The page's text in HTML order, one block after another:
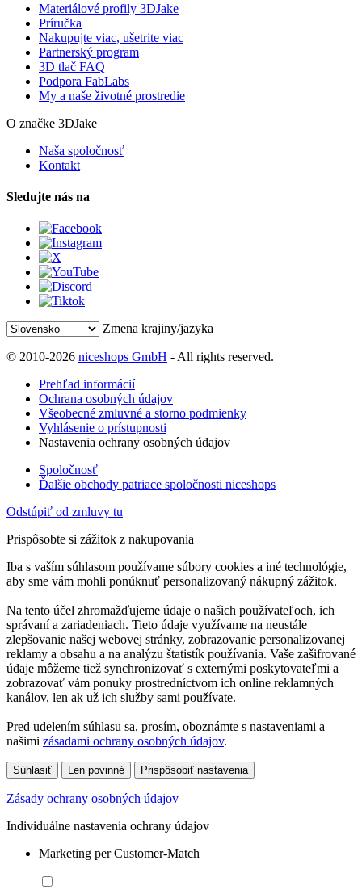
Materiálové profily 3DJake
Príručka
Nakupujte viac, ušetrite viac
Partnerský program
3D tlač FAQ
Podpora FabLabs
My a naše životné prostredie
O značke 3DJake
Naša spoločnosť
Kontakt
Sledujte nás na
Zmena krajiny/jazyka
© 2010-2026 niceshops GmbH - All rights reserved.
Prehľad informácií
Ochrana osobných údajov
Všeobecné zmluvné a storno podmienky
Vyhlásenie o prístupnosti
Nastavenia ochrany osobných údajov
Spoločnosť
Ďalšie obchody patriace spoločnosti niceshops
Odstúpiť od zmluvy tu
Prispôsobte si zážitok z nakupovania
Iba s vaším súhlasom používame súbory cookies a iné technológie,
aby sme vám mohli ponúknuť personalizovaný nákupný zážitok.
Na tento účel zhromažďujeme údaje o našich používateľoch, ich
správaní a zariadeniach. Tieto údaje využívame na neustále
zlepšovanie našej webovej stránky, zobrazovanie personalizovanej
reklamy a obsahu a na analýzu štatistík používania. Vaše zašifrované
údaje môžeme tiež synchronizovať s externými poskytovateľmi a
zobrazovať vám ponuky prostredníctvom ich online reklamných
kanálov, len ak už ich služby sami používate.
Pred udelením súhlasu sa, prosím, oboznámte s nastaveniami a
našimi zásadami ochrany osobných údajov.
Súhlasiť Len povinné Prispôsobiť nastavenia
Zásady ochrany osobných údajov
Individuálne nastavenia ochrany údajov
Marketing per Customer-Match